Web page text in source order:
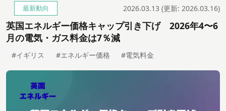
最新動向 2026.03.13 (更新: 2026.03.16)
英国エネルギー価格キャップ引き下げ 2026年4〜6
月の電気・ガス料金は7％減
#イギリス #エネルギー価格 #電気料金